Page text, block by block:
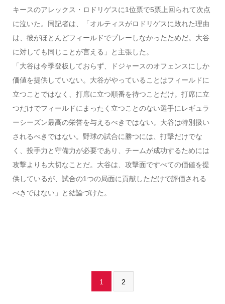
キースのアレックス・ロドリゲスに1位票で5票上回られて次点
に泣いた。同記者は、「オルティスがロドリゲスに敗れた理由
は、彼がほとんどフィールドでプレーしなかったためだ。大谷
に対しても同じことが言える」と主張した。
「大谷は今季登板しておらず、ドジャースのオフェンスにしか
価値を提供していない。大谷がやっていることはフィールドに
立つことではなく、打席に立つ順番を待つことだけ。打席に立
つだけでフィールドにまったく立つことのない選手にレギュラ
ーシーズン最高の栄誉を与えるべきではない。大谷は特別扱い
されるべきではない。野球の試合に勝つには、打撃だけでな
く、投手力と守備力が必要であり、チームが成功するためには
攻撃よりも大切なことだ。大谷は、攻撃面ですべての価値を提
供しているが、試合の1つの局面に貢献しただけで評価される
べきではない」と結論づけた。
1 2